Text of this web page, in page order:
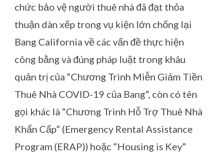
chức bảo vệ người thuê nhà đã đạt thỏa
thuận dàn xếp trong vụ kiện lớn chống lại
Bang California về các vấn đề thực hiện
công bằng và đúng pháp luật trong khâu
quản trị của “Chương Trình Miễn Giảm Tiền
Thuê Nhà COVID-19 của Bang”, còn có tên
gọi khác là “Chương Trình Hỗ Trợ Thuê Nhà
Khẩn Cấp” (Emergency Rental Assistance
Program (ERAP)) hoặc “Housing is Key”